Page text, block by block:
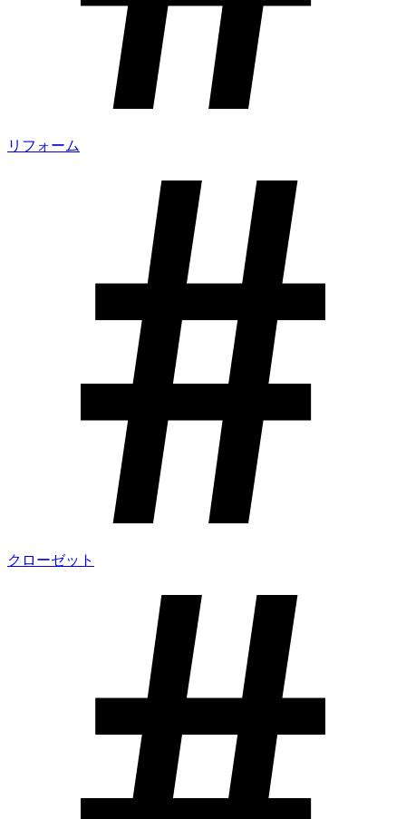
リフォーム
クローゼット